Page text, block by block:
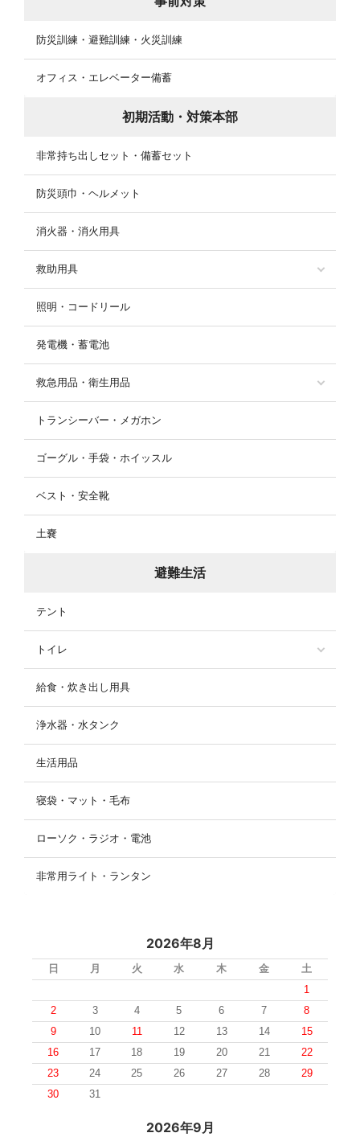
防災訓練・避難訓練・火災訓練
オフィス・エレベーター備蓄
初期活動・対策本部
非常持ち出しセット・備蓄セット
防災頭巾・ヘルメット
消火器・消火用具
救助用具
照明・コードリール
発電機・蓄電池
救急用品・衛生用品
トランシーバー・メガホン
ゴーグル・手袋・ホイッスル
ベスト・安全靴
土嚢
避難生活
テント
トイレ
給食・炊き出し用具
浄水器・水タンク
生活用品
寝袋・マット・毛布
ローソク・ラジオ・電池
非常用ライト・ランタン
2026年8月
日 月 火 水 木 金
土
1
2
3 4 5 6 7
8
9
10 11 12 13 14
15
16
17 18 19 20 21
22
23
24 25 26 27 28
29
30
31
2026年9月